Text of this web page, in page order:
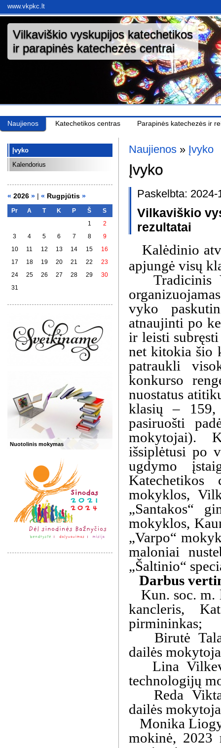
www.vkpkc.lt
Vilkaviškio vyskupijos katechetikos
ir parapinės katechezės centrai
Naujienos Katechetikos centras Parapinės katechezės ir
Įvyko
Kalendorius
« 2026 » | « Rugpjūtis »
Pr A T K P Š
S
1
2
3
4 5 6 7 8
9
10
11 12 13 14 15
16
17
18 19 20 21 22
23
24
25 26 27 28 29
30
31
Nuotolinis mokymas
Naujienos » Įvyko
Įvyko
Paskelbta: 2024-
Vilkaviškio
rezultatai
Kalėdinio
apjungė visų
Tradicinis
vyko
atnaujinti po
ir leisti
net kitokia šio
patraukli
konkurso
nuostatus
klasių –
pasiruošti
mokytojai).
išsiplėtusi po
ugdymo
mokyklos,
„Santakos“
mokyklos,
„Varpo“
maloniai
„Šaltinio“
Darbus
Kun. soc. m.
kancleris,
pirmininkas;
Birutė
dailės
Lina
technologijų
Reda
dailės
Monika
mokinė,